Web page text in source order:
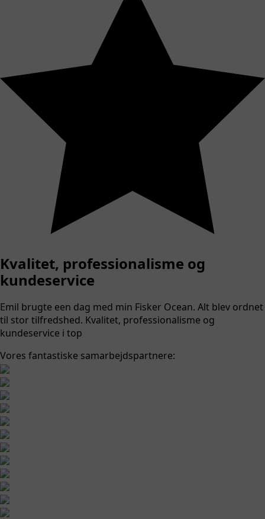
Kvalitet, professionalisme og
kundeservice
Emil brugte een dag med min Fisker Ocean. Alt blev ordnet
til stor tilfredshed. Kvalitet, professionalisme og
kundeservice i top
Vores fantastiske samarbejdspartnere: